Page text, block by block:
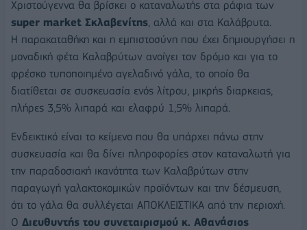
Χριστούγεννα θα βρίσκει ο καταναλωτής στα ράφια των
super market Σκλαβενίτης, αλλά και στα Καλάβρυτα.
Η παρακαταθήκη και η εμπιστοσύνη που έχει δημιουργήσει η
μοναδική φέτα Καλαβρύτων ανοίγει τον δρόμο και για το
φρέσκο τυποποιημένο αγελαδινό γάλα, το οποίο θα
διατίθεται σε συσκευασία ενός λίτρου, μικρής διαρκειας,
πλήρες 3,5% λιπαρά και ελαφρύ 1,5% λιπαρά.
Ενδεικτικό είναι το κείμενο που θα υπάρχει πάνω στην
συσκευασία και θα δίνει πληροφορίες στον καταναλωτή για
την παραδοσιακή ικανότητα των Καλαβρύτων στην
παραγωγή γαλακτοκομικών προϊόντων και την δέσμευση,
ότι το γάλα θα συλλέγεται ΑΠΟΚΛΕΙΣΤΙΚΑ από την περιοχή.
O Διευθυντής του συνεταιρισμού κ. Αθανάσιος